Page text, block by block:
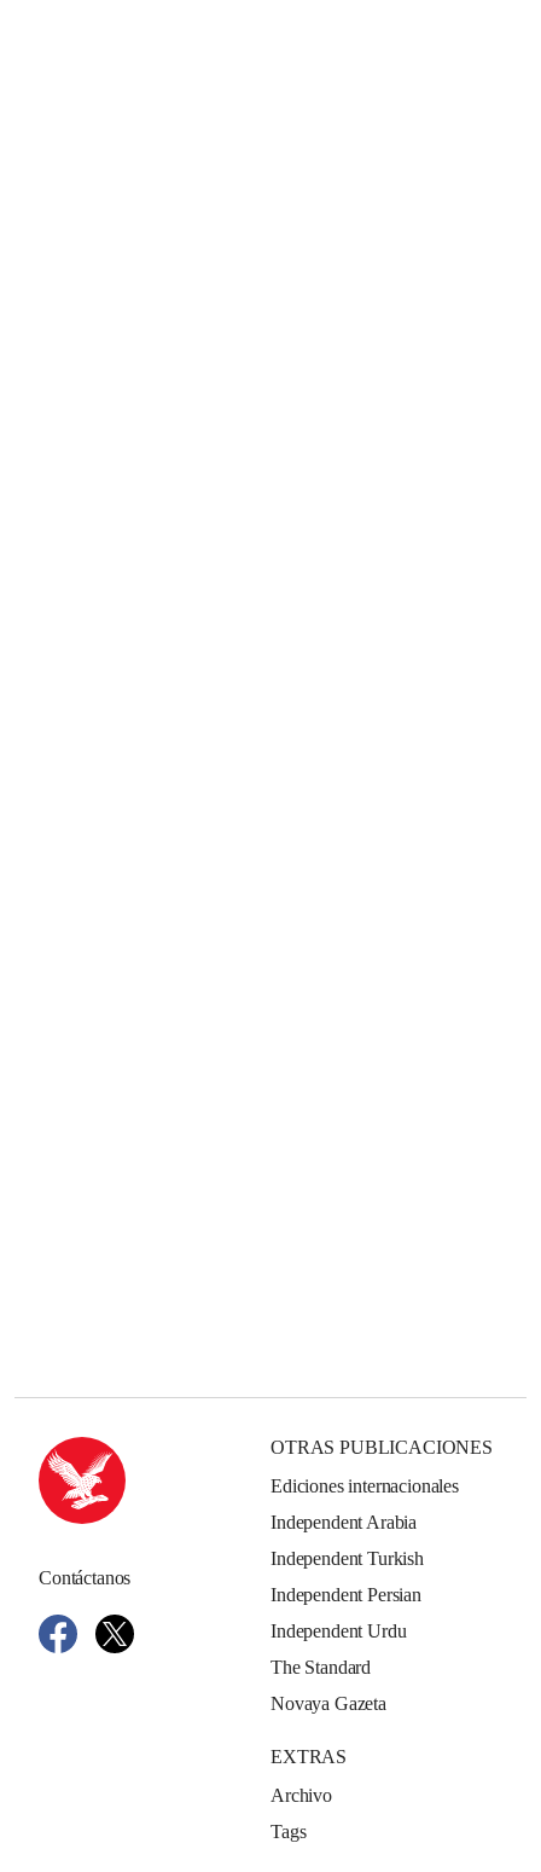
Contáctanos
OTRAS PUBLICACIONES
Ediciones internacionales
Independent Arabia
Independent Turkish
Independent Persian
Independent Urdu
The Standard
Novaya Gazeta
EXTRAS
Archivo
Tags